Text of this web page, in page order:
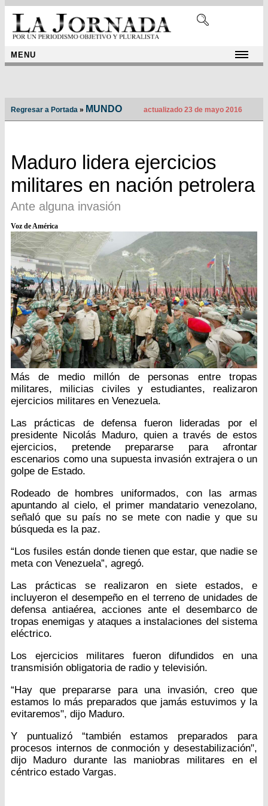
MENU
Regresar a Portada » MUNDO actualizado 23 de mayo 2016
Maduro lidera ejercicios
militares en nación petrolera
Ante alguna invasión
Voz de América
Más de medio millón de personas entre tropas
militares, milicias civiles y estudiantes, realizaron
ejercicios militares en Venezuela.
Las prácticas de defensa fueron lideradas por el
presidente Nicolás Maduro, quien a través de estos
ejercicios, pretende prepararse para afrontar
escenarios como una supuesta invasión extrajera o un
golpe de Estado.
Rodeado de hombres uniformados, con las armas
apuntando al cielo, el primer mandatario venezolano,
señaló que su país no se mete con nadie y que su
búsqueda es la paz.
“Los fusiles están donde tienen que estar, que nadie se
meta con Venezuela”, agregó.
Las prácticas se realizaron en siete estados, e
incluyeron el desempeño en el terreno de unidades de
defensa antiaérea, acciones ante el desembarco de
tropas enemigas y ataques a instalaciones del sistema
eléctrico.
Los ejercicios militares fueron difundidos en una
transmisión obligatoria de radio y televisión.
“Hay que prepararse para una invasión, creo que
estamos lo más preparados que jamás estuvimos y la
evitaremos", dijo Maduro.
Y puntualizó “también estamos preparados para
procesos internos de conmoción y desestabilización",
dijo Maduro durante las maniobras militares en el
céntrico estado Vargas.